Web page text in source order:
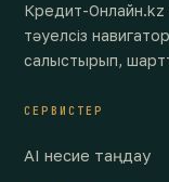
Кредит-Онлайн.kz
тәуелсіз
салыстырып,
СЕРВИСТЕР
AI несие таңдау